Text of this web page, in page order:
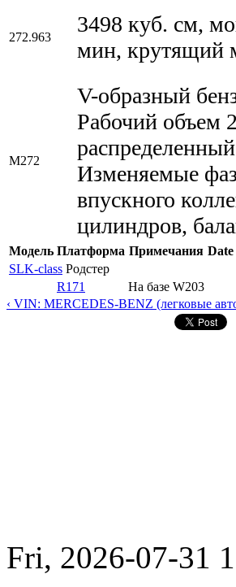
272.963
3498 куб. см,
мин, крутящий
M272
V-образный
Рабочий объем
Изменяемые
впускного
цилиндров,
Модель Платформа Примечания
SLK-class Родстер
R171
На базе W203
‹ VIN: MERCEDES-BENZ (легковые
Fri, 2026-07-31